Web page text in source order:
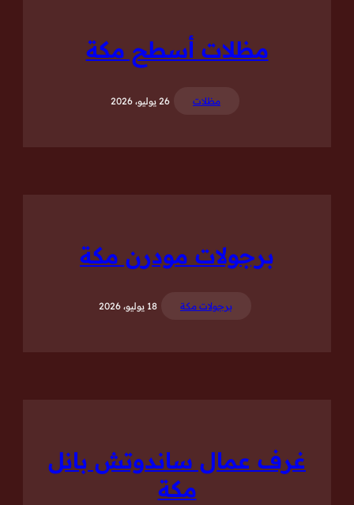
مظلات أسطح مكة
مظلات 26 يوليو، 2026
برجولات مودرن مكة
برجولات مكة 18 يوليو، 2026
غرف عمال ساندوتش بانل
مكة